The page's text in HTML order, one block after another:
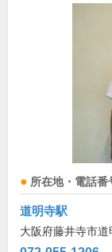
所在地・電話番
道明寺駅
大阪府藤井寺市